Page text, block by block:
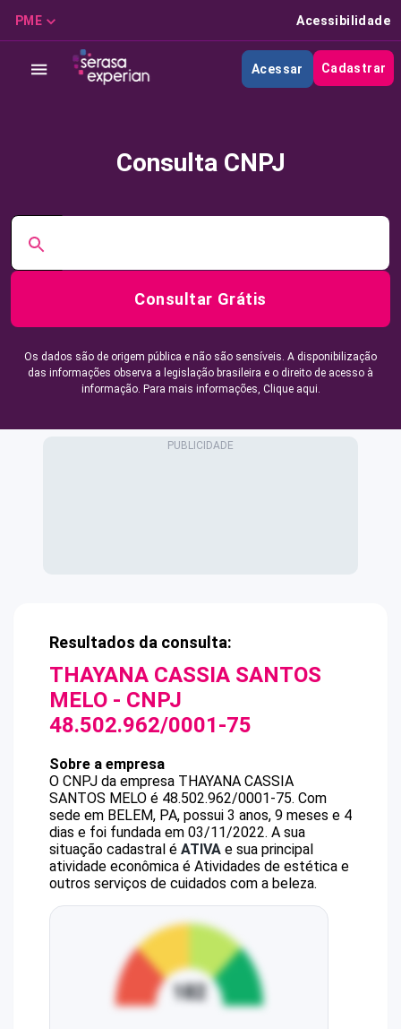
PME Acessibilidade
Acessar Cadastrar
Consulta CNPJ
Consultar Grátis
Os dados são de origem pública e não são sensíveis. A disponibilização
das informações observa a legislação brasileira e o direito de acesso à
informação. Para mais informações, Clique aqui.
Resultados da consulta:
THAYANA CASSIA SANTOS
MELO - CNPJ
48.502.962/0001-75
Sobre a empresa
O CNPJ da empresa THAYANA CASSIA
SANTOS MELO é 48.502.962/0001-75. Com
sede em BELEM, PA, possui 3 anos, 9 meses e 4
dias e foi fundada em 03/11/2022. A sua
situação cadastral é ATIVA e sua principal
atividade econômica é Atividades de estética e
outros serviços de cuidados com a beleza.